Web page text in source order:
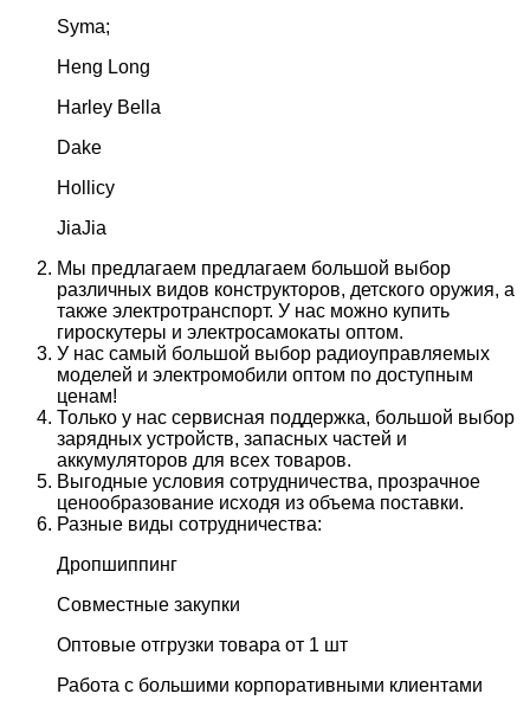
Syma;
Heng Long
Harley Bella
Dake
Hollicy
JiaJia
Мы предлагаем предлагаем большой выбор
различных видов конструкторов, детского оружия, а
также электротранспорт. У нас можно купить
гироскутеры и электросамокаты оптом.
У нас самый большой выбор радиоуправляемых
моделей и электромобили оптом по доступным
ценам!
Только у нас сервисная поддержка, большой выбор
зарядных устройств, запасных частей и
аккумуляторов для всех товаров.
Выгодные условия сотрудничества, прозрачное
ценообразование исходя из объема поставки.
Разные виды сотрудничества:
Дропшиппинг
Совместные закупки
Оптовые отгрузки товара от 1 шт
Работа с большими корпоративными клиентами